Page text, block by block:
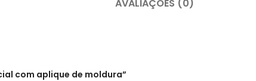
AVALIAÇÕES (0)
com aplique de moldura”